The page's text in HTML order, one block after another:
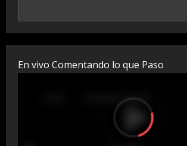
En vivo Comentando lo que Paso